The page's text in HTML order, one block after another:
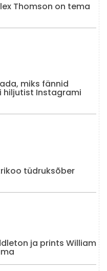
Thomson on tema
miks fännid
hiljutist Instagrami
tüdruksõber
ja prints William